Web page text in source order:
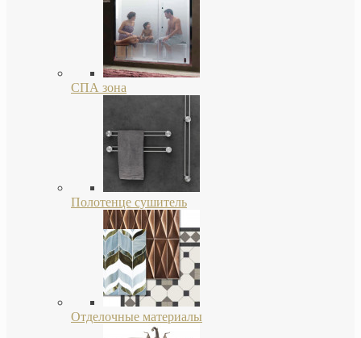
СПА зона
Полотенце сушитель
Отделочные материалы